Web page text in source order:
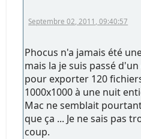
Septembre 02, 2011, 09:40:57
Phocus n'a jamais été
mais la je suis passé
pour exporter 120 fichiers
1000x1000 à une nuit
Mac ne semblait
que ça ... Je ne sais pas
coup.